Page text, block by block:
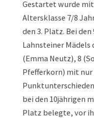
Gestartet wurde
Altersklasse 7/8
den 3. Platz. Bei
Lahnsteiner Mädels
(Emma Neutz), 8
Pfefferkorn) mit
bei den 10jährigen
Platz belegte, vor